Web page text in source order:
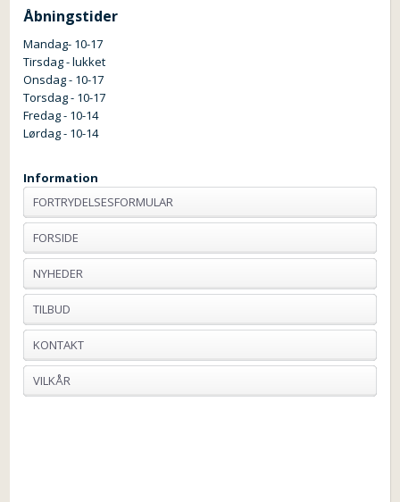
Åbningstider
Mandag- 10-17
Tirsdag - lukket
Onsdag - 10-17
Torsdag - 10-17
Fredag - 10-14
Lørdag - 10-14
Information
FORTRYDELSESFORMULAR
FORSIDE
NYHEDER
TILBUD
KONTAKT
VILKÅR